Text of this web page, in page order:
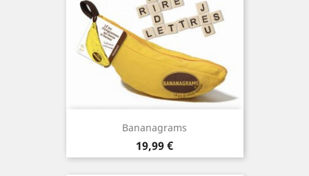
Bananagrams
Prix
19,99 €